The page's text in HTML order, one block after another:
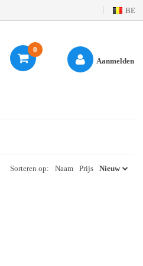
BE
0
Aanmelden
Sorteren op: Naam Prijs Nieuw